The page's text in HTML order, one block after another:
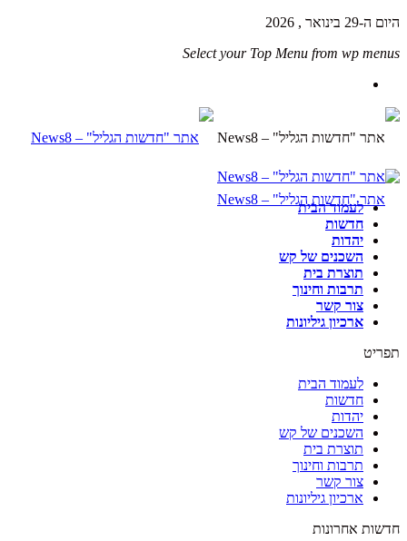
היום ה-29 בינואר , 2026
Select your Top Menu from wp menus
לעמוד הבית
חדשות
יהדות
השכנים של קש
תוצרת בית
תרבות וחינוך
צור קשר
ארכיון גיליונות
תפריט
לעמוד הבית
חדשות
יהדות
השכנים של קש
תוצרת בית
תרבות וחינוך
צור קשר
ארכיון גיליונות
חדשות אחרונות